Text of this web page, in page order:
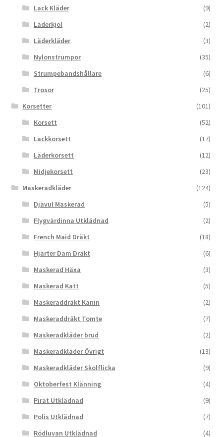
Lack Kläder
(9)
Läderkjol
(2)
Läderkläder
(3)
Nylonstrumpor
(35)
Strumpebandshållare
(6)
Trosor
(25)
Korsetter
(101)
Korsett
(52)
Lackkorsett
(17)
Läderkorsett
(12)
Midjekorsett
(23)
Maskeradkläder
(124)
Djävul Maskerad
(5)
Flygvärdinna Utklädnad
(2)
French Maid Dräkt
(18)
Hjärter Dam Dräkt
(6)
Maskerad Häxa
(3)
Maskerad Katt
(5)
Maskeraddräkt Kanin
(2)
Maskeraddräkt Tomte
(7)
Maskeradkläder brud
(2)
Maskeradkläder Övrigt
(13)
Maskeradkläder Skolflicka
(9)
Oktoberfest Klänning
(4)
Pirat Utklädnad
(9)
Polis Utklädnad
(7)
Rödluvan Utklädnad
(4)